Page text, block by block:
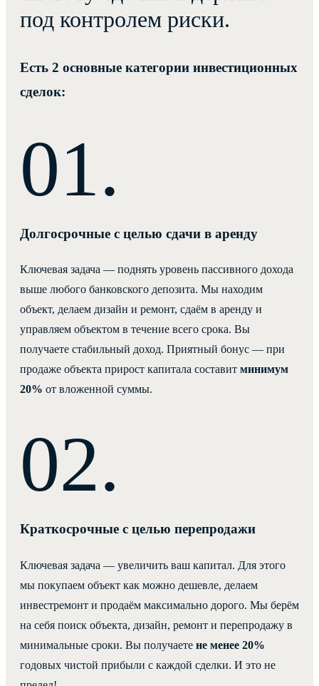
под контролем риски.
Есть 2 основные категории инвестиционных
сделок:
Долгосрочные с целью сдачи в аренду
Ключевая задача — поднять уровень пассивного дохода
выше любого банковского депозита. Мы находим
объект, делаем дизайн и ремонт, сдаём в аренду и
управляем объектом в течение всего срока. Вы
получаете стабильный доход. Приятный бонус — при
продаже объекта прирост капитала составит минимум
20% от вложенной суммы.
Краткосрочные с целью перепродажи
Ключевая задача — увеличить ваш капитал. Для этого
мы покупаем объект как можно дешевле, делаем
инвестремонт и продаём максимально дорого. Мы берём
на себя поиск объекта, дизайн, ремонт и перепродажу в
минимальные сроки. Вы получаете не менее 20%
годовых чистой прибыли с каждой сделки. И это не